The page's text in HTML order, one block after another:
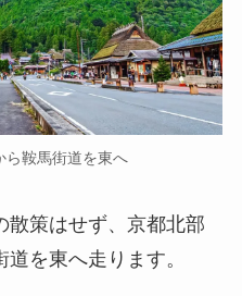
ら鞍馬街道を東へ
散策はせず、京都北部
を東へ走ります。